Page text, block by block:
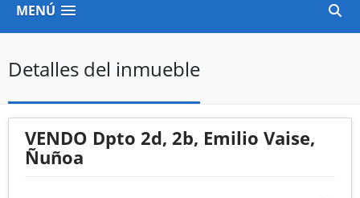
MENÚ
Detalles del inmueble
VENDO Dpto 2d, 2b, Emilio Vaise,
Ñuñoa